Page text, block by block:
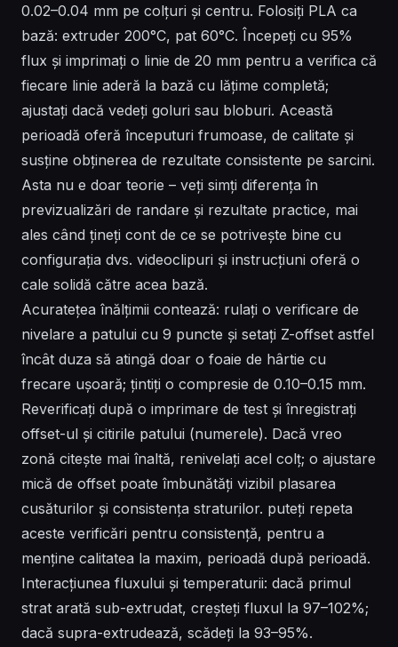
0.02–0.04 mm pe colțuri și centru. Folosiți PLA ca
bază: extruder 200°C, pat 60°C. Începeți cu 95%
flux și imprimați o linie de 20 mm pentru a verifica că
fiecare linie aderă la bază cu lățime completă;
ajustați dacă vedeți goluri sau bloburi. Această
perioadă oferă începuturi frumoase, de calitate și
susține obținerea de rezultate consistente pe sarcini.
Asta nu e doar teorie – veți simți diferența în
previzualizări de randare și rezultate practice, mai
ales când țineți cont de ce se potrivește bine cu
configurația dvs. videoclipuri și instrucțiuni oferă o
cale solidă către acea bază.
Acuratețea înălțimii contează: rulați o verificare de
nivelare a patului cu 9 puncte și setați Z-offset astfel
încât duza să atingă doar o foaie de hârtie cu
frecare ușoară; țintiți o compresie de 0.10–0.15 mm.
Reverificați după o imprimare de test și înregistrați
offset-ul și citirile patului (numerele). Dacă vreo
zonă citește mai înaltă, renivelați acel colț; o ajustare
mică de offset poate îmbunătăți vizibil plasarea
cusăturilor și consistența straturilor. puteți repeta
aceste verificări pentru consistență, pentru a
menține calitatea la maxim, perioadă după perioadă.
Interacțiunea fluxului și temperaturii: dacă primul
strat arată sub-extrudat, creșteți fluxul la 97–102%;
dacă supra-extrudează, scădeți la 93–95%.